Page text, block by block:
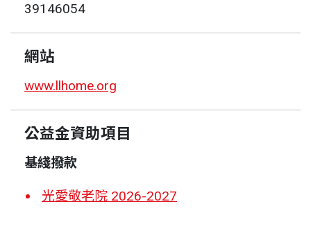
39146054
網站
www.llhome.org
公益金資助項目
基綫撥款
光愛敬老院 2026-2027